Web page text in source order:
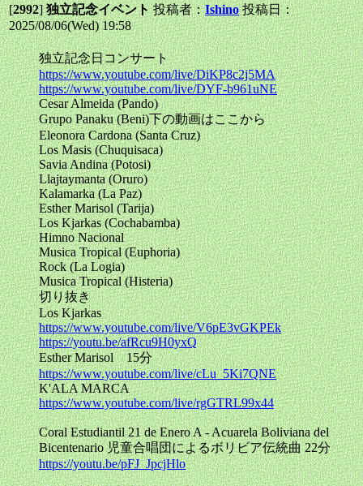
[2992]独立記念イベント投稿者：Ishino 投稿日：
2025/08/06(Wed) 19:58
独立記念日コンサート
https://www.youtube.com/live/DiKP8c2j5MA
https://www.youtube.com/live/DYF-b961uNE
Cesar Almeida (Pando)
Grupo Panaku (Beni)下の動画はここから
Eleonora Cardona (Santa Cruz)
Los Masis (Chuquisaca)
Savia Andina (Potosi)
Llajtaymanta (Oruro)
Kalamarka (La Paz)
Esther Marisol (Tarija)
Los Kjarkas (Cochabamba)
Himno Nacional
Musica Tropical (Euphoria)
Rock (La Logia)
Musica Tropical (Histeria)
切り抜き
Los Kjarkas
https://www.youtube.com/live/V6pE3vGKPEk
https://youtu.be/afRcu9H0yxQ
Esther Marisol 15分
https://www.youtube.com/live/cLu_5Ki7QNE
K'ALA MARCA
https://www.youtube.com/live/rgGTRL99x44
Coral Estudiantil 21 de Enero A - Acuarela Boliviana del
Bicentenario 児童合唱団によるボリビア伝統曲 22分
https://youtu.be/pFJ_JpcjHlo